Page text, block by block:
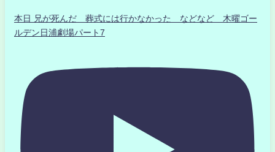
本日 兄が死んだ 葬式には行かなかった などなど 木曜ゴー
ルデン日浦劇場パート7